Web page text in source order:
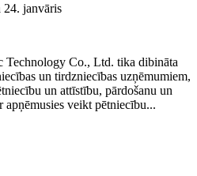
24. janvāris
Technology Co., Ltd. tika dibināta
un tirdzniecības uzņēmumiem,
un attīstību, pārdošanu un
veikt pētniecību...